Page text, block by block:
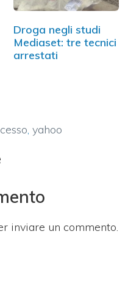
Droga negli studi
Mediaset: tre tecnici
arrestati
, yahoo
inviare un commento.